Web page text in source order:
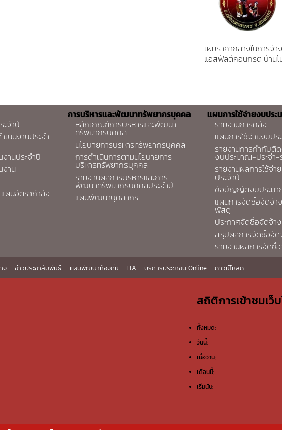
เผยราคากลางในการจ้
แอสฟัลต์คอนกรีต บ้าน
ะจำปี
นินงานประจำ
านประจำปี
งาน
แผนอัตรากำลัง
การบริหารและพัฒนาทรัพยากรบุคคล
หลักเกณฑ์การบริหารและพัฒนา
ทรัพยากรบุคคล
นโยบายการบริหารทรัพยากรบุคคล
การดำเนินการตามนโยบายการ
บริหารทรัพยากรบุคคล
รายงานผลการบริหารและการ
พัฒนาทรัพยากรบุคคลประจำปี
แผนพัฒนาบุคลากร
แผนการใช้จ่ายงบประ
รายงานการคลัง
แผนการใช้จ่ายงบป
รายงานการกำกับติ
งบประมาณ-ประจำ
รายงานผลการใช้จ่
ประจำปี
ข้อบัญญัติงบประมา
แผนการจัดซื้อจัดจ้า
พัสดุ
ประกาศจัดซื้อจัดจ้าง
สรุปผลการจัดซื้อจัด
รายงานผลการจัดซื้
ง ข่าวประชาสัมพันธ์ แผนพัฒนาท้องถิ่น ITA บริการประชาชน Online ดาวน์โหลด
สถิติการเข้าชมเว็
ทั้งหมด:
วันนี้:
เมื่อวาน:
เดือนนี้:
เริ่มนับ: